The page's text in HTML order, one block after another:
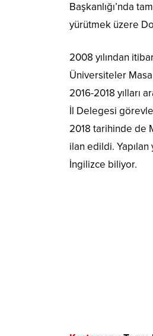
Başkanlığı’nda
yürütmek üzere
2008 yılından
Üniversiteler Masa
2016-2018 yılları
İl Delegesi
2018 tarihinde de
ilan edildi.
İngilizce biliyor.